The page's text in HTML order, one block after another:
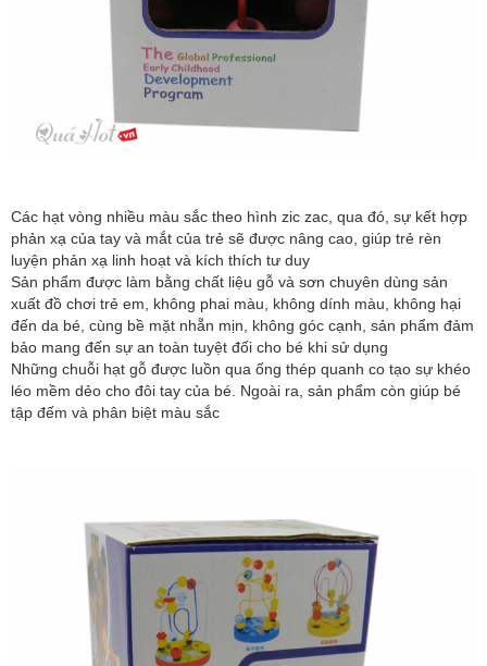
Các hạt vòng nhiều màu sắc theo hình zic zac, qua đó, sự kết hợp
phản xạ của tay và mắt của trẻ sẽ được nâng cao, giúp trẻ rèn
luyện phản xạ linh hoạt và kích thích tư duy
Sản phẩm được làm bằng chất liệu gỗ và sơn chuyên dùng sản
xuất đồ chơi trẻ em, không phai màu, không dính màu, không hại
đến da bé, cùng bề mặt nhẵn mịn, không góc cạnh, sản phẩm đảm
bảo mang đến sự an toàn tuyệt đối cho bé khi sử dụng
Những chuỗi hạt gỗ được luồn qua ống thép quanh co tạo sự khéo
léo mềm dẻo cho đôi tay của bé. Ngoài ra, sản phẩm còn giúp bé
tập đếm và phân biệt màu sắc